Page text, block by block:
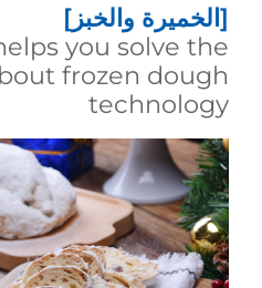
[الخميرة والخبز]
you solve the
frozen dough
technology